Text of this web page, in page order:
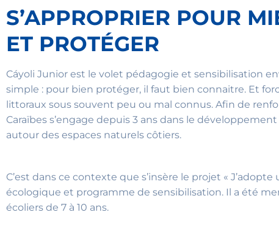
S’APPROPRIER POUR
ET PROTÉGER
Cáyoli Junior est le volet pédagogie et sensibilisation
simple : pour bien protéger, il faut bien connaitre. Et
littoraux sous souvent peu ou mal connus. Afin de
Caraïbes s’engage depuis 3 ans dans le
autour des espaces naturels côtiers.
C’est dans ce contexte que s’insère le projet «
écologique et programme de sensibilisation. Il a été
écoliers de 7 à 10 ans.